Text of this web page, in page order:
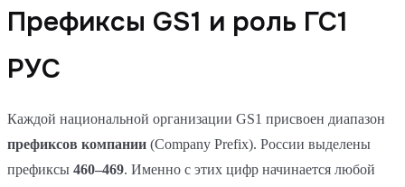
Префиксы GS1 и роль ГС1
РУС
Каждой национальной организации GS1 присвоен диапазон
префиксов компании (Company Prefix). России выделены
префиксы 460–469. Именно с этих цифр начинается любой